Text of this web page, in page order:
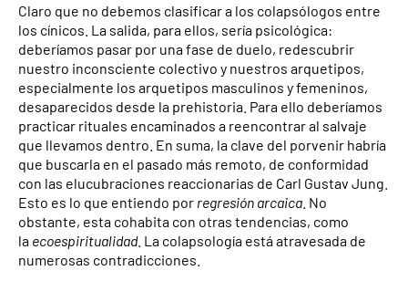
Claro que no debemos clasificar a los colapsólogos entre
los cínicos. La salida, para ellos, sería psicológica:
deberíamos pasar por una fase de duelo, redescubrir
nuestro inconsciente colectivo y nuestros arquetipos,
especialmente los arquetipos masculinos y femeninos,
desaparecidos desde la prehistoria. Para ello deberíamos
practicar rituales encaminados a reencontrar al salvaje
que llevamos dentro. En suma, la clave del porvenir habría
que buscarla en el pasado más remoto, de conformidad
con las elucubraciones reaccionarias de Carl Gustav Jung.
Esto es lo que entiendo por regresión arcaica . No
obstante, esta cohabita con otras tendencias, como
la ecoespiritualidad. La colapsología está atravesada de
numerosas contradicciones.